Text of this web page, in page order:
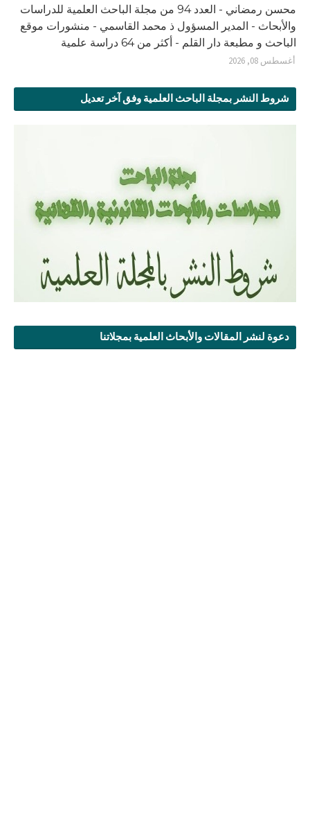
محسن رمضاني - العدد 94 من مجلة الباحث العلمية للدراسات
والأبحاث - المدير المسؤول ذ محمد القاسمي - منشورات موقع
الباحث و مطبعة دار القلم - أكثر من 64 دراسة علمية
أغسطس 08, 2026
شروط النشر بمجلة الباحث العلمية وفق آخر تعديل
دعوة لنشر المقالات والأبحاث العلمية بمجلاتنا